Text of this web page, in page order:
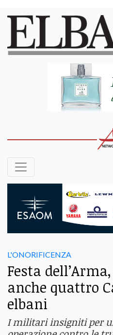
L'ONORIFICENZA
Festa
anche quattro
elbani
I militari insigniti per